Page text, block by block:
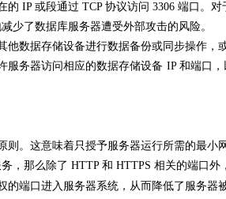
的 IP 或段通过 TCP 协议访问 3306 端口。
少了数据库服务器遭受外部攻击的风险。
他数据存储设备进行数据备份或同步操作，
服务器访问相应的数据存储设备 IP 和端口
则。这意味着只授予服务器运行所需的最小
务，那么除了 HTTP 和 HTTPS 相关的端口
端口进入服务器系统，从而降低了服务器